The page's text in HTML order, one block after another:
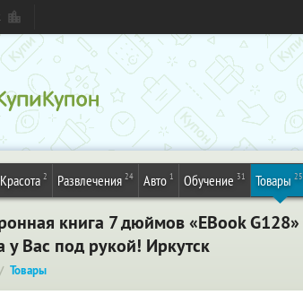
Красота 2 Развлечения 24 Авто 1 Обучение 31 Товары 25
книга 7 дюймов «EBook G128»
у Вас под рукой! Иркутск
Товары